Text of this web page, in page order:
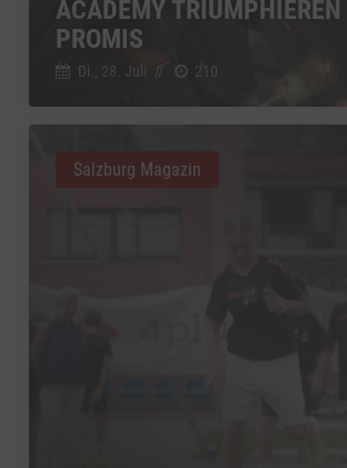
ACADEMY TRIUMPHIEREN
PROMIS
Di., 28. Juli // 210
Salzburg Magazin